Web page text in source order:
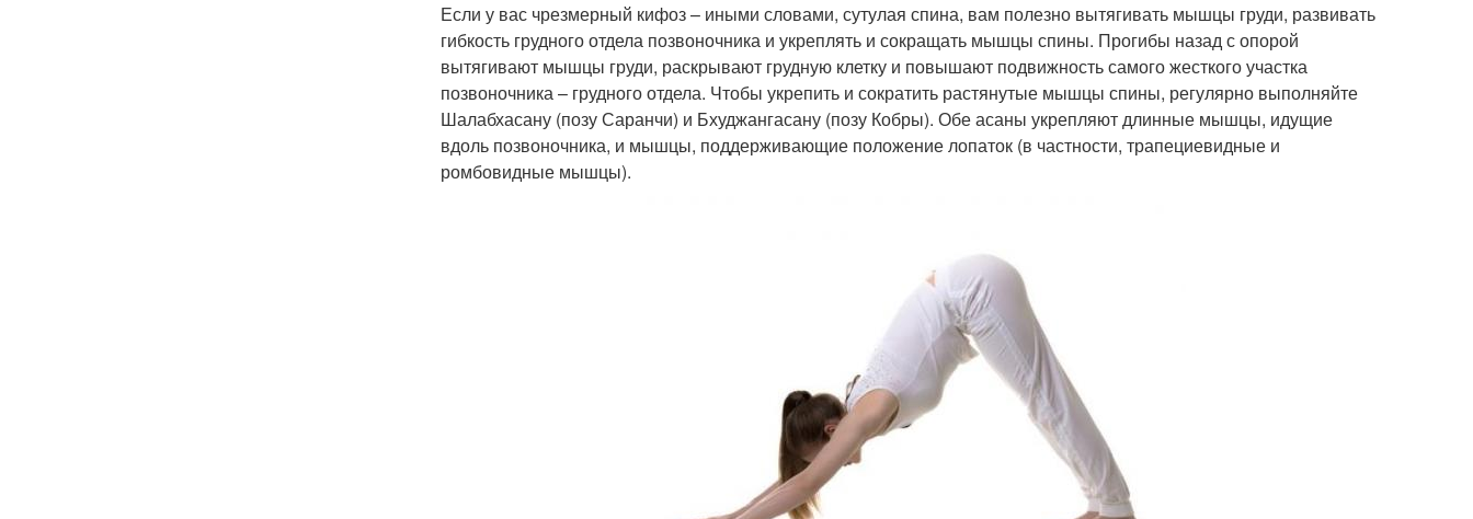
Если у вас чрезмерный кифоз – иными словами, сутулая спина, вам полезно вытягивать мышцы груди, развивать
гибкость грудного отдела позвоночника и укреплять и сокращать мышцы спины. Прогибы назад с опорой
вытягивают мышцы груди, раскрывают грудную клетку и повышают подвижность самого жесткого участка
позвоночника – грудного отдела. Чтобы укрепить и сократить растянутые мышцы спины, регулярно выполняйте
Шалабхасану (позу Саранчи) и Бхуджангасану (позу Кобры). Обе асаны укрепляют длинные мышцы, идущие
вдоль позвоночника, и мышцы, поддерживающие положение лопаток (в частности, трапециевидные и
ромбовидные мышцы).